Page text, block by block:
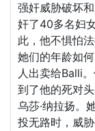
强奸威胁破坏
奸了40多名妇
此，他不惧怕
她们的年龄如
人出卖给Balli
到了他的死对
乌莎·纳拉扬。
投无路时，威